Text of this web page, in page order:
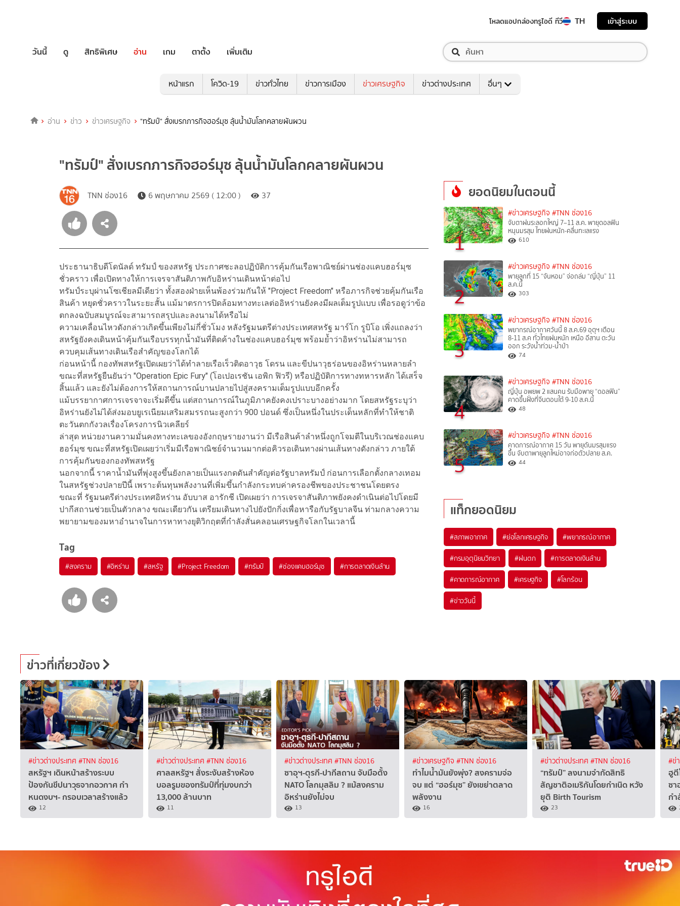
โหลดแอปกล่องทรูไอดี ทีวี TH เข้าสู่ระบบ
วันนี้ ดู สิทธิพิเศษ อ่าน เกม ตาตั้ง เพิ่มเติม
หน้าแรก โควิด-19 ข่าวทั่วไทย ข่าวการเมือง ข่าวเศรษฐกิจ ข่าวต่างประเทศ อื่นๆ
อ่าน ข่าว ข่าวเศรษฐกิจ "ทรัมป์" สั่งเบรกภารกิจฮอร์มุซ ลุ้นน้ำมันโลกคลายผันผวน
"ทรัมป์" สั่งเบรกภารกิจฮอร์มุซ ลุ้นน้ำมันโลกคลายผันผวน
TNN ช่อง16 6 พฤษภาคม 2569 ( 12:00 ) 37
ประธานาธิบดีโดนัลด์ ทรัมป์ ของสหรัฐ ประกาศชะลอปฏิบัติการคุ้มกันเรือพาณิชย์ผ่านช่องแคบฮอร์มุซ
ชั่วคราว เพื่อเปิดทางให้การเจรจาสันติภาพกับอิหร่านเดินหน้าต่อไป
ทรัมป์ระบุผ่านโซเชียลมีเดียว่า ทั้งสองฝ่ายเห็นพ้องร่วมกันให้ "Project Freedom" หรือภารกิจช่วยคุ้มกันเรือ
สินค้า หยุดชั่วคราวในระยะสั้น แม้มาตรการปิดล้อมทางทะเลต่ออิหร่านยังคงมีผลเต็มรูปแบบ เพื่อรอดูว่าข้อ
ตกลงฉบับสมบูรณ์จะสามารถสรุปและลงนามได้หรือไม่
ความเคลื่อนไหวดังกล่าวเกิดขึ้นเพียงไม่กี่ชั่วโมง หลังรัฐมนตรีต่างประเทศสหรัฐ มาร์โก รูบิโอ เพิ่งแถลงว่า
สหรัฐยังคงเดินหน้าคุ้มกันเรือบรรทุกน้ำมันที่ติดค้างในช่องแคบฮอร์มุซ พร้อมย้ำว่าอิหร่านไม่สามารถ
ควบคุมเส้นทางเดินเรือสำคัญของโลกได้
ก่อนหน้านี้ กองทัพสหรัฐเปิดเผยว่าได้ทำลายเรือเร็วติดอาวุธ โดรน และขีปนาวุธร่อนของอิหร่านหลายลำ
ขณะที่สหรัฐยืนยันว่า "Operation Epic Fury" (โอเปอเรชัน เอพิก ฟิวรี) หรือปฏิบัติการทางทหารหลัก ได้เสร็จ
สิ้นแล้ว และยังไม่ต้องการให้สถานการณ์บานปลายไปสู่สงครามเต็มรูปแบบอีกครั้ง
แม้บรรยากาศการเจรจาจะเริ่มดีขึ้น แต่สถานการณ์ในภูมิภาคยังคงเปราะบางอย่างมาก โดยสหรัฐระบุว่า
อิหร่านยังไม่ได้ส่งมอบยูเรเนียมเสริมสมรรถนะสูงกว่า 900 ปอนด์ ซึ่งเป็นหนึ่งในประเด็นหลักที่ทำให้ชาติ
ตะวันตกกังวลเรื่องโครงการนิวเคลียร์
ล่าสุด หน่วยงานความมั่นคงทางทะเลของอังกฤษรายงานว่า มีเรือสินค้าลำหนึ่งถูกโจมตีในบริเวณช่องแคบ
ฮอร์มุซ ขณะที่สหรัฐเปิดเผยว่าเริ่มมีเรือพาณิชย์จำนวนมากต่อคิวรอเดินทางผ่านเส้นทางดังกล่าว ภายใต้
การคุ้มกันของกองทัพสหรัฐ
นอกจากนี้ ราคาน้ำมันที่พุ่งสูงขึ้นยังกลายเป็นแรงกดดันสำคัญต่อรัฐบาลทรัมป์ ก่อนการเลือกตั้งกลางเทอม
ในสหรัฐช่วงปลายปีนี้ เพราะต้นทุนพลังงานที่เพิ่มขึ้นกำลังกระทบค่าครองชีพของประชาชนโดยตรง
ขณะที่ รัฐมนตรีต่างประเทศอิหร่าน อับบาส อารักชี เปิดเผยว่า การเจรจาสันติภาพยังคงดำเนินต่อไปโดยมี
ปากีสถานช่วยเป็นตัวกลาง ขณะเดียวกัน เตรียมเดินทางไปยังปักกิ่งเพื่อหารือกับรัฐบาลจีน ท่ามกลางความ
พยายามของมหาอำนาจในการหาทางยุติวิกฤตที่กำลังสั่นคลอนเศรษฐกิจโลกในเวลานี้
Tag
#สงคราม #อิหร่าน #สหรัฐ #Project Freedom #ทรัมป์ #ช่องแคบฮอร์มุซ #การตลาดเงินล้าน
ยอดนิยมในตอนนี้
1
#ข่าวเศรษฐกิจ #TNN ช่อง16
จับตาฝนระลอกใหญ่ 7–11 ส.ค. พายุดอลฟิน
หนุนมรสุม ไทยฝนหนัก-คลื่นทะเลแรง
610
2
#ข่าวเศรษฐกิจ #TNN ช่อง16
พายุลูกที่ 15 “จันหอม” จ่อถล่ม “ญี่ปุ่น” 11
ส.ค.นี้
303
3
#ข่าวเศรษฐกิจ #TNN ช่อง16
พยากรณ์อากาศวันนี้ 8 ส.ค.69 อุตุฯ เตือน
8-11 ส.ค ทั่วไทยฝนหนัก เหนือ อีสาน ตะวัน
ออก ระวังน้ำท่วม-น้ำป่า
74
4
#ข่าวเศรษฐกิจ #TNN ช่อง16
ญี่ปุ่น อพยพ 2 แสนคน รับมือพายุ “ดอลฟิน”
คาดขึ้นฝั่งที่จีนตอนใต้ 9-10 ส.ค.นี้
48
5
#ข่าวเศรษฐกิจ #TNN ช่อง16
คาดการณ์อากาศ 15 วัน พายุดันมรสุมแรง
ขึ้น จับตาพายุลูกใหม่อาจก่อตัวปลาย ส.ค.
44
แท็กยอดนิยม
#สภาพอากาศ #ย่อโลกเศรษฐกิจ #พยากรณ์อากาศ
#กรมอุตุนิยมวิทยา #ฝนตก #การตลาดเงินล้าน
#คาดการณ์อากาศ #เศรษฐกิจ #โลกร้อน
#ข่าววันนี้
ข่าวที่เกี่ยวข้อง
#ข่าวต่างประเทศ #TNN ช่อง16
สหรัฐฯ เดินหน้าสร้างระบบ
ป้องกันขีปนาวุธจากอวกาศ กำ
หนดงบฯ- กรอบเวลาสร้างแล้ว
12
#ข่าวต่างประเทศ #TNN ช่อง16
ศาลสหรัฐฯ สั่งระงับสร้างห้อง
บอลรูมของทรัมป์ที่ทุ่มงบกว่า
13,000 ล้านบาท
11
#ข่าวต่างประเทศ #TNN ช่อง16
ซาอุฯ-ตุรกี-ปากีสถาน จับมือตั้ง
NATO โลกมุสลิม ? แม้สงคราม
อิหร่านยังไม่จบ
13
#ข่าวเศรษฐกิจ #TNN ช่อง16
ทำไมน้ำมันยังพุ่ง? สงครามจ่อ
จบ แต่ “ฮอร์มุซ” ยังเขย่าตลาด
พลังงาน
16
#ข่าวต่างประเทศ #TNN ช่อง16
“ทรัมป์” ลงนามจำกัดสิทธิ
สัญชาติอเมริกันโดยกำเนิด หวัง
ยุติ Birth Tourism
23
#ข่
ฮู
ซา
กำ